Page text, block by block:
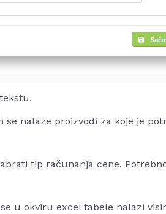
nalaze proizvodi za koje je
tip računanja cene.
u okviru excel tabele nalazi